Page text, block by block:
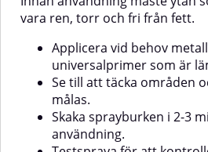
temperaturer runt 20°C.Applicera
inte på syntetiska färger!
vara ren, torr och fri från fett.
Applicera vid behov
universalprimer som är
Se till att täcka områden
målas.
Skaka sprayburken i 2-3
användning.